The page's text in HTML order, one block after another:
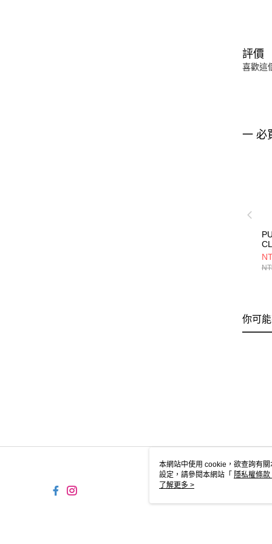
評價
喜歡這
一 必
男
你可
本網站中使用 cookie，欲查詢有
設定，請參閱本網站「 隱私權條款
使用 cookie。
了解更多 >